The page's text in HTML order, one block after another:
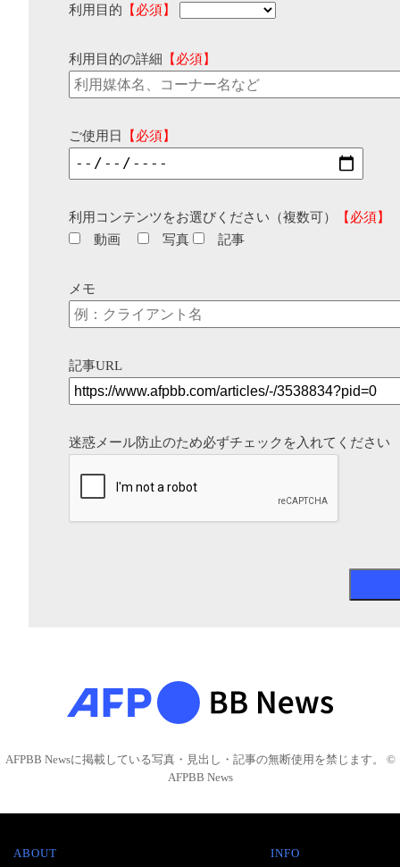
利用目的 【必須】
利用目的の詳細 【必須】
ご使用日 【必須】
利用コンテンツをお選びください（複数可）
【必須】
動画
写真 記事
メモ
記事URL
迷惑メール防止のため必ずチェックを入れてください
AFPBB Newsに掲載している写真・見出し・記事の無断使用を禁じます。 ©
AFPBB News
ABOUT INFO